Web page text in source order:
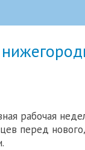
рабочая
перед